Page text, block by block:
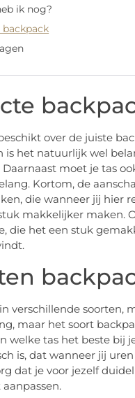
ik nog?
backpack
over de juiste
is het natuurlijk wel
moet je tas
Kortom, de
die wanneer jij hier
makkelijker maken.
die het een stuk
verschillende soorten,
maar het soort
welke tas het beste bij
is, dat wanneer jij
dat je voor jezelf